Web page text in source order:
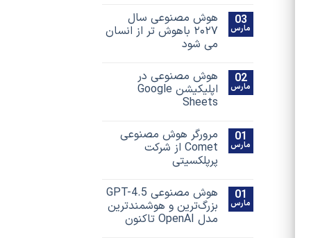
03
مارس
هوش مصنوعی سال
۲۰۲۷ باهوش تر از انسان
می شود
02
مارس
هوش مصنوعی در
اپلیکیشن Google
Sheets
01
مارس
مرورگر هوش مصنوعی
Comet از شرکت
پرپلکسیتی
01
مارس
هوش مصنوعی GPT-4.5
بزرگ‌ترین و هوشمندترین
مدل OpenAI تاکنون